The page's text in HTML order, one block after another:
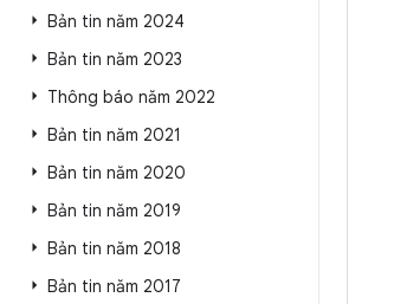
Bản tin năm 2024
Bản tin năm 2023
Thông báo năm 2022
Bản tin năm 2021
Bản tin năm 2020
Bản tin năm 2019
Bản tin năm 2018
Bản tin năm 2017